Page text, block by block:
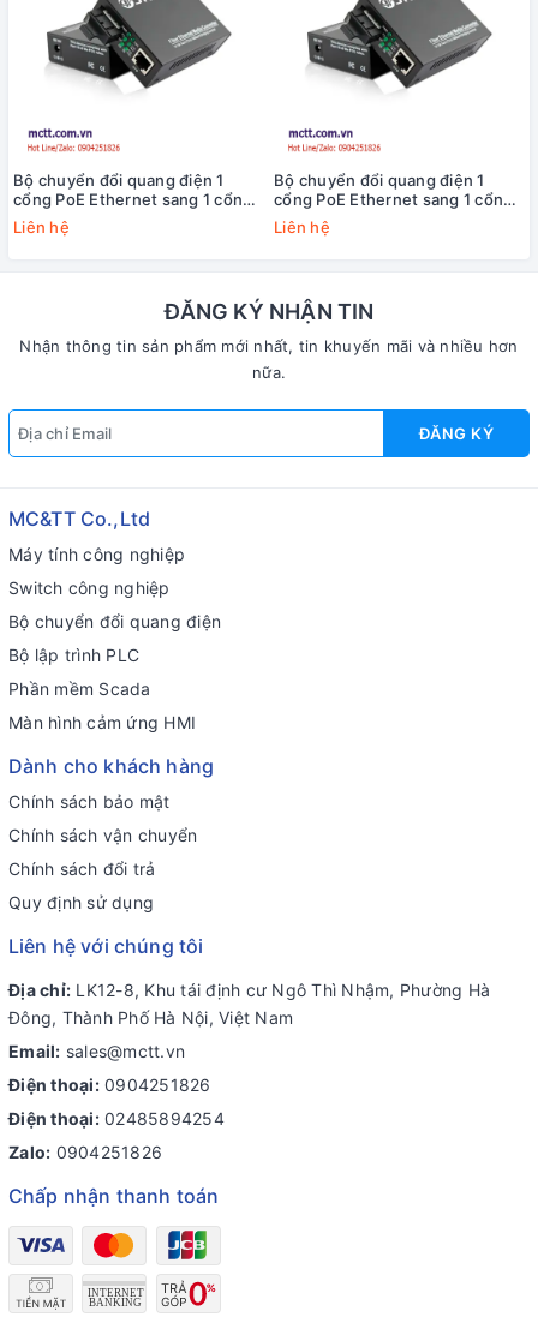
Bộ chuyển đổi quang điện 1
cổng PoE Ethernet sang 1 cổng
quang (Dual Fiber, Multi Mode,
SC, 2KM) JHA TECH JHA-F11P
Liên hệ
Bộ chuyển đổi quang điện 1
cổng PoE Ethernet sang 1 cổng
quang (Dual Fiber, Single Mode,
SC, 20KM) JHA TECH JHA-
Liên hệ
ĐĂNG KÝ NHẬN TIN
Nhận thông tin sản phẩm mới nhất, tin khuyến mãi và nhiều hơn
nữa.
ĐĂNG KÝ
MC&TT Co.,Ltd
Máy tính công nghiệp
Switch công nghiệp
Bộ chuyển đổi quang điện
Bộ lập trình PLC
Phần mềm Scada
Màn hình cảm ứng HMI
Dành cho khách hàng
Chính sách bảo mật
Chính sách vận chuyển
Chính sách đổi trả
Quy định sử dụng
Liên hệ với chúng tôi
Địa chỉ: LK12-8, Khu tái định cư Ngô Thì Nhậm, Phường Hà
Đông, Thành Phố Hà Nội, Việt Nam
Email: sales@mctt.vn
Điện thoại: 0904251826
Điện thoại: 02485894254
Zalo: 0904251826
Chấp nhận thanh toán